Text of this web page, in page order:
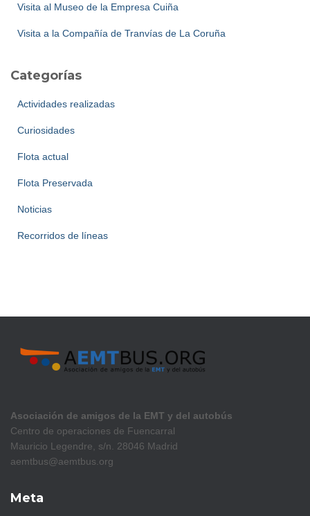
Visita al Museo de la Empresa Cuiña
Visita a la Compañía de Tranvías de La Coruña
Categorías
Actividades realizadas
Curiosidades
Flota actual
Flota Preservada
Noticias
Recorridos de líneas
Asociación de amigos de la EMT y del autobús
Centro de operaciones de Fuencarral
Mauricio Legendre, s/n. 28046 Madrid
aemtbus@aemtbus.org
Meta